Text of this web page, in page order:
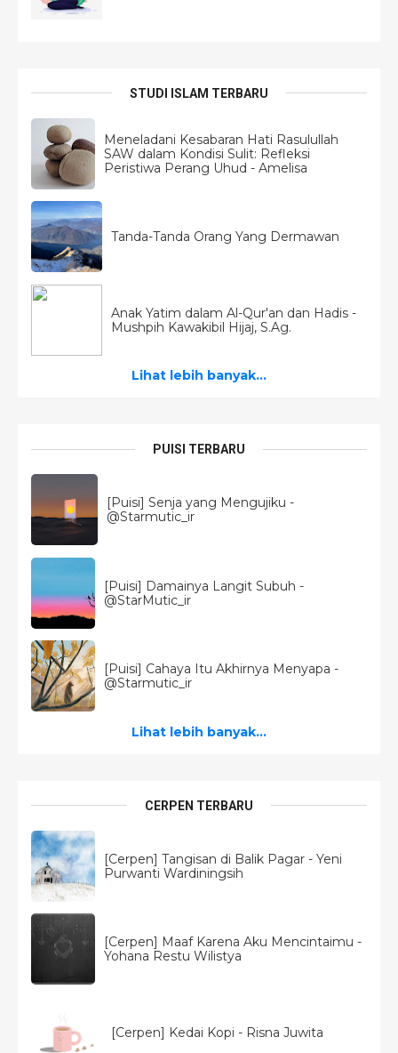
STUDI ISLAM TERBARU
Meneladani Kesabaran Hati Rasulullah
SAW dalam Kondisi Sulit: Refleksi
Peristiwa Perang Uhud - Amelisa
Tanda-Tanda Orang Yang Dermawan
Anak Yatim dalam Al-Qur'an dan Hadis -
Mushpih Kawakibil Hijaj, S.Ag.
Lihat lebih banyak...
PUISI TERBARU
[Puisi] Senja yang Mengujiku -
@Starmutic_ir
[Puisi] Damainya Langit Subuh -
@StarMutic_ir
[Puisi] Cahaya Itu Akhirnya Menyapa -
@Starmutic_ir
Lihat lebih banyak...
CERPEN TERBARU
[Cerpen] Tangisan di Balik Pagar - Yeni
Purwanti Wardiningsih
[Cerpen] Maaf Karena Aku Mencintaimu -
Yohana Restu Wilistya
[Cerpen] Kedai Kopi - Risna Juwita